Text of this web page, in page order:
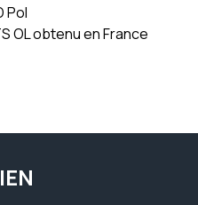
Pol
OL obtenu en France